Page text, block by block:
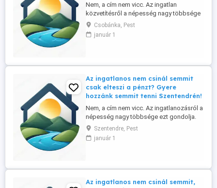
Nem, a cím nem vicc. Az ingatlan
közvetítésről a népesség nagy többsége
ezt gondolja. Ennek tükrében ingatlan
irodánk referens-üzlettársat keres a
Szentendrei szigeten és környékén,
vállaljuk. Nálunk: - nincs semmiféle havi, ...
Csobánka, Pest
január 1
Az ingatlanos nem csinál semmit
csak elteszi a pénzt? Gyere
hozzánk semmit tenni Szentendrén!
Nem, a cím nem vicc. Az ingatlanozásról a
népesség nagy többsége ezt gondolja.
Ennek tükrében ingatlan irodánk referens-
üzlettársat keres a Szentendrei szigeten
és környékén, elsősorban helyi lakos
nincs semmiféle havi, vagy ...
Szentendre, Pest
január 1
Az ingatlanos nem csinál semmit,